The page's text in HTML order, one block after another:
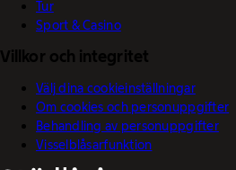
Tur
Sport & Casino
Villkor och integritet
Välj dina cookieinställningar
Om cookies och personuppgifter
Behandling av personuppgifter
Visselblåsarfunktion